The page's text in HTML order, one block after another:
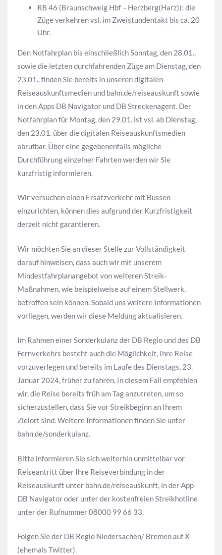
RB 46 (Braunschweig Hbf – Herzberg(Harz)): die
Züge verkehren vsl. im Zweistundentakt bis ca. 20
Uhr.
Den Notfahrplan bis einschließlich Sonntag, den 28.01.,
sowie die letzten durchfahrenden Züge am Dienstag, den
23.01., finden Sie bereits in unseren digitalen
Reiseauskunftsmedien und bahn.de/reiseauskunft sowie
in den Apps DB Navigator und DB Streckenagent. Der
Notfahrplan für Montag, den 29.01. ist vsl. ab Dienstag,
den 23.01. über die digitalen Reiseauskunftsmedien
abrufbar. Über eine gegebenenfalls mögliche
Durchführung einzelner Fahrten werden wir Sie
kurzfristig informieren.
Wir versuchen einen Ersatzverkehr mit Bussen
einzurichten, können dies aufgrund der Kurzfristigkeit
derzeit nicht garantieren.
Wir möchten Sie an dieser Stelle zur Vollständigkeit
darauf hinweisen, dass auch wir mit unserem
Mindestfahrplanangebot von weiteren Streik-
Maßnahmen, wie beispielweise auf einem Stellwerk,
betroffen sein können. Sobald uns weitere Informationen
vorliegen, werden wir diese Meldung aktualisieren.
Im Rahmen einer Sonderkulanz der DB Regio und des DB
Fernverkehrs besteht auch die Möglichkeit, Ihre Reise
vorzuverlegen und bereits im Laufe des Dienstags, 23.
Januar 2024, früher zu fahren. In diesem Fall empfehlen
wir, die Reise bereits früh am Tag anzutreten, um so
sicherzustellen, dass Sie vor Streikbeginn an Ihrem
Zielort sind. Weitere Informationen finden Sie unter
bahn.de/sonderkulanz.
Bitte informieren Sie sich weiterhin unmittelbar vor
Reiseantritt über Ihre Reiseverbindung in der
Reiseauskunft unter bahn.de/reiseauskunft, in der App
DB Navigator oder unter der kostenfreien Streikhotline
unter der Rufnummer 08000 99 66 33.
Folgen Sie der DB Regio Niedersachen/ Bremen auf X
(ehemals Twitter).